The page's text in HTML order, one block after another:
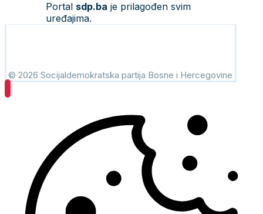
Portal sdp.ba je prilagođen svim
uređajima.
© 2026 Socijaldemokratska partija Bosne i Hercegovine